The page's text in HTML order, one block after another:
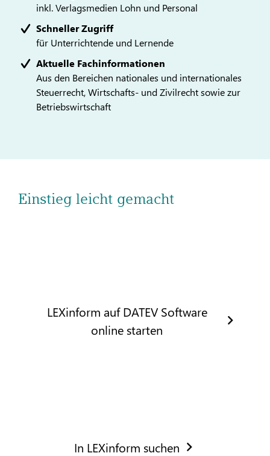
inkl. Verlagsmedien Lohn und Personal
Schneller Zugriff
für Unterrichtende und Lernende
Aktuelle Fachinformationen
Aus den Bereichen nationales und internationales
Steuerrecht, Wirtschafts- und Zivilrecht sowie zur
Betriebswirtschaft
Einstieg leicht gemacht
LEXinform auf DATEV Software
online starten
In LEXinform suchen